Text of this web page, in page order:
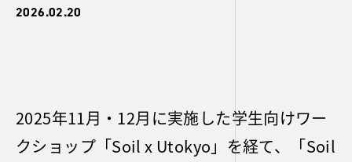
2026.02.20
2025年11月・12月に実施した学生向けワー
クショップ「Soil x Utokyo」を経て、「Soil